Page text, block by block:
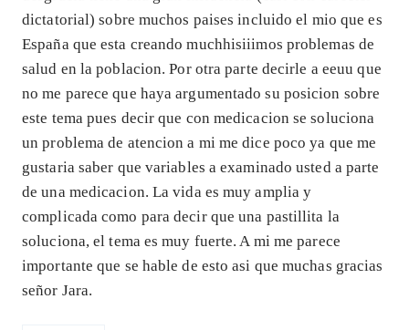
dictatorial) sobre muchos paises incluido el mio que es
España que esta creando muchhisiiimos problemas de
salud en la poblacion. Por otra parte decirle a eeuu que
no me parece que haya argumentado su posicion sobre
este tema pues decir que con medicacion se soluciona
un problema de atencion a mi me dice poco ya que me
gustaria saber que variables a examinado usted a parte
de una medicacion. La vida es muy amplia y
complicada como para decir que una pastillita la
soluciona, el tema es muy fuerte. A mi me parece
importante que se hable de esto asi que muchas gracias
señor Jara.